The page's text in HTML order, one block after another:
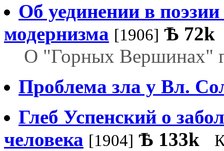
Об уединении в
модернизма [1906] Ѣ 72k
О "Горных Вершинах"
Проблема зла у Вл.
Глеб Успенский о
человека [1904] Ѣ 133k